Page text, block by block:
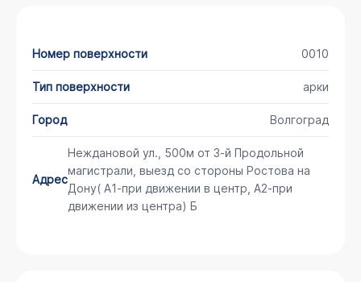
Номер поверхности 0010
Тип поверхности арки
Город Волгоград
Адрес
Неждановой ул., 500м от 3-й Продольной
магистрали, выезд со стороны Ростова на
Дону( А1-при движении в центр, А2-при
движении из центра) Б